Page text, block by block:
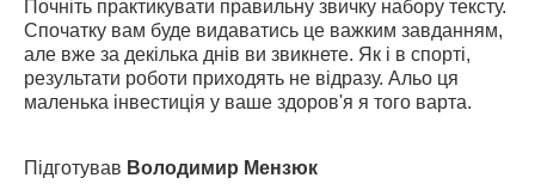
Почніть практикувати правильну звичку набору тексту.
Спочатку вам буде видаватись це важким завданням,
але вже за декілька днів ви звикнете. Як і в спорті,
результати роботи приходять не відразу. Альо ця
маленька інвестиція у ваше здоров'я я того варта.
Підготував Володимир Мензюк